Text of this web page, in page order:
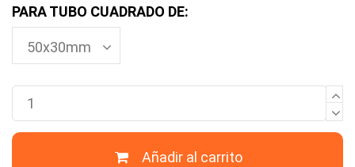
PARA TUBO CUADRADO DE:
Añadir al carrito